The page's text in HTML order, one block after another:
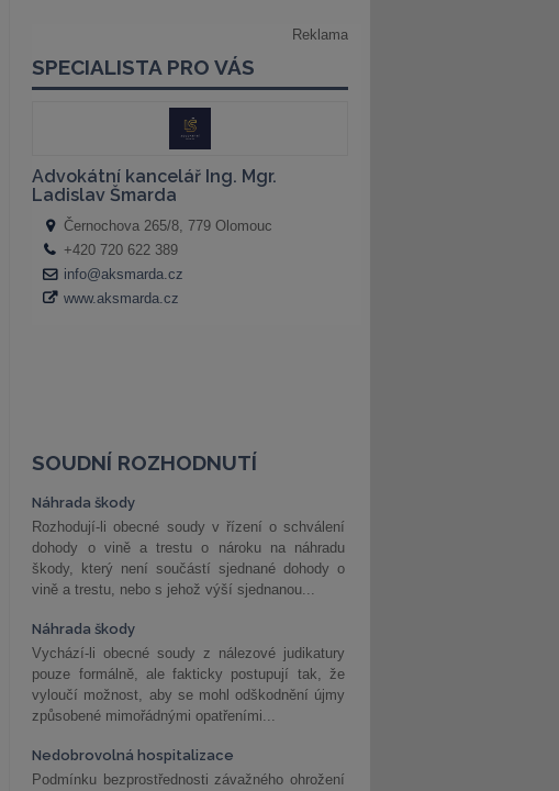
SOUDNÍ ROZHODNUTÍ
Náhrada škody
Rozhodují-li obecné soudy v řízení o schválení
dohody o vině a trestu o nároku na náhradu
škody, který není součástí sjednané dohody o
vině a trestu, nebo s jehož výší sjednanou...
Náhrada škody
Vychází-li obecné soudy z nálezové judikatury
pouze formálně, ale fakticky postupují tak, že
vyloučí možnost, aby se mohl odškodnění újmy
způsobené mimořádnými opatřeními...
Nedobrovolná hospitalizace
Podmínku bezprostřednosti závažného ohrožení